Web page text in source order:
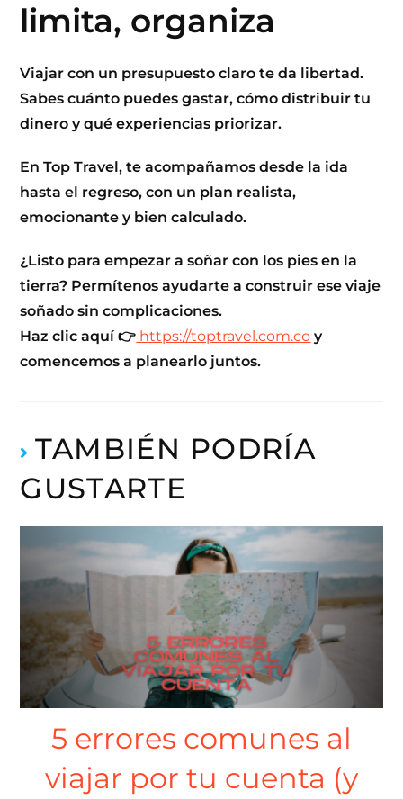
limita, organiza
Viajar con un presupuesto claro te da libertad.
Sabes cuánto puedes gastar, cómo distribuir tu
dinero y qué experiencias priorizar.
EnTop Travel, te acompañamos desde la ida
hasta el regreso, con un plan realista,
emocionante y bien calculado.
¿Listo para empezar a soñar con los pies en la
tierra? Permítenos ayudarte a construir ese viaje
soñado sin complicaciones.
Haz clic aquí 👉 https://toptravel.com.co y
comencemos a planearlo juntos.
TAMBIÉN PODRÍA
GUSTARTE
5 errores comunes al
viajar por tu cuenta (y